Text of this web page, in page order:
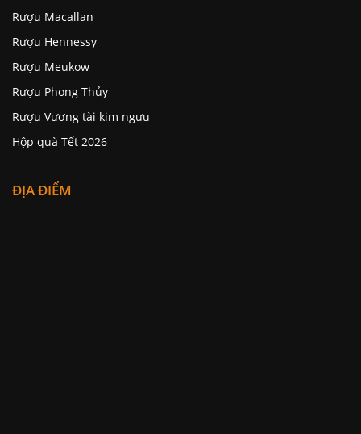
Rượu Macallan
Rượu Hennessy
Rượu Meukow
Rượu Phong Thủy
Rượu Vương tài kim ngưu
Hộp quà Tết 2026
ĐỊA ĐIỂM